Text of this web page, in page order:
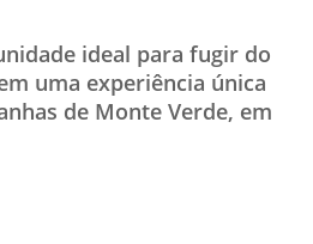
ÚLTIMAS
PARCEIROS
ideal para fugir do
uma experiência única
de Monte Verde, em